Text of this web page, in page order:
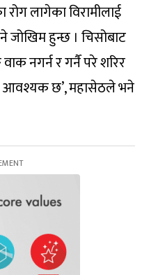
लागेका विरामीलाई
हुन्छ । चिसोबाट
नगर्न र गर्नै परे शरिर
आवश्यक छ’, महासेठले भने